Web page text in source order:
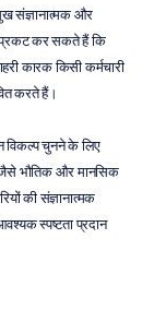
संज्ञानात्मक और
कर सकते हैं कि
कारक किसी कर्मचारी
करते हैं।
विकल्प चुनने के लिए
जैसे भौतिक और मानसिक
की संज्ञानात्मक
स्पष्टता प्रदान